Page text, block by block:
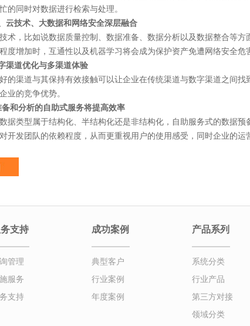
的同时对数据进行检索与处理。
云技术、大数据和网络安全深层融合
术，比如说数据质量控制、数据准备、数据分析以及数据整合等
度增加时，互通性以及机器学习将会成为保护资产免遭网络安全危
渠道优化与多渠道体验
的渠道与其保持有效接触可以让企业在传统渠道与数字渠道之间
业的竞争优势。
备和分析的自助式服务将提高效率
据类型属于结构化、半结构化还是非结构化，自助服务式的数据
开发团队的依赖程度，从而更重视用户的使用感受，同时企业的运
务支持
管理
服务
支持
成功案例
典型客户
行业案例
年度案例
产品系列
系统分类
行业产品
第三方对接
领域分类